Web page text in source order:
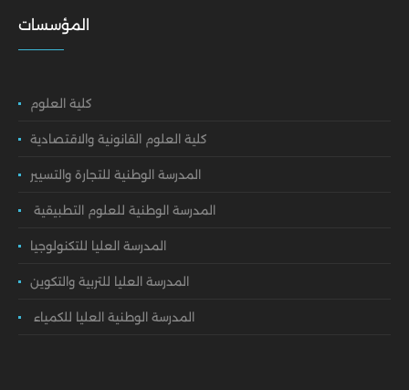
المؤسسات
كلية العلوم
كلية العلوم القانونية والاقتصادية
المدرسة الوطنية للتجارة والتسيير
المدرسة الوطنية للعلوم التطبيقية
المدرسة العليا للتكنولوجيا
المدرسة العليا للتربية والتكوين
المدرسة الوطنية العليا للكمياء